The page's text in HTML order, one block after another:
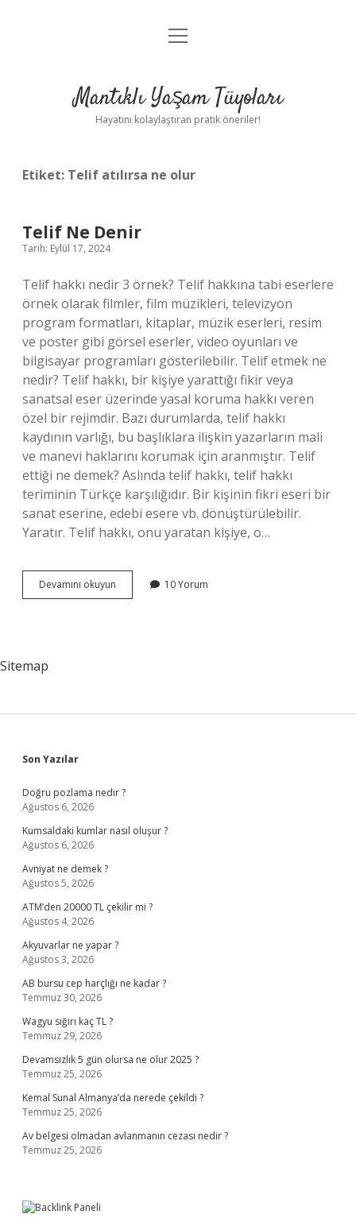
Anasayfa
Yasal Uyarı
menüyü
Mantıklı Yaşam Tüyoları
Hayatını kolaylaştıran pratik öneriler!
Etiket: Telif atılırsa ne olur
Telif Ne Denir
Tarih: Eylül 17, 2024
Telif hakkı nedir 3 örnek? Telif hakkına tabi eserlere
örnek olarak filmler, film müzikleri, televizyon
program formatları, kitaplar, müzik eserleri, resim
ve poster gibi görsel eserler, video oyunları ve
bilgisayar programları gösterilebilir. Telif etmek ne
nedir? Telif hakkı, bir kişiye yarattığı fikir veya
sanatsal eser üzerinde yasal koruma hakkı veren
özel bir rejimdir. Bazı durumlarda, telif hakkı
kaydının varlığı, bu başlıklara ilişkin yazarların mali
ve manevi haklarını korumak için aranmıştır. Telif
ettiği ne demek? Aslında telif hakkı, telif hakkı
teriminin Türkçe karşılığıdır. Bir kişinin fikri eseri bir
sanat eserine, edebi esere vb. dönüştürülebilir.
Yaratır. Telif hakkı, onu yaratan kişiye, o…
Devamını okuyun
Ne
10 Yorum
Sitemap
Sidebar
Son Yazılar
Doğru pozlama nedir ?
Ağustos 6, 2026
Kumsaldaki kumlar nasıl oluşur ?
Ağustos 6, 2026
Avniyat ne demek ?
Ağustos 5, 2026
ATM’den 20000 TL çekilir mi ?
Ağustos 4, 2026
Akyuvarlar ne yapar ?
Ağustos 3, 2026
AB bursu cep harçlığı ne kadar ?
Temmuz 30, 2026
Wagyu sığırı kaç TL ?
Temmuz 29, 2026
Devamsızlık 5 gün olursa ne olur 2025 ?
Temmuz 25, 2026
Kemal Sunal Almanya’da nerede çekildi ?
Temmuz 25, 2026
Av belgesi olmadan avlanmanın cezası nedir ?
Temmuz 25, 2026